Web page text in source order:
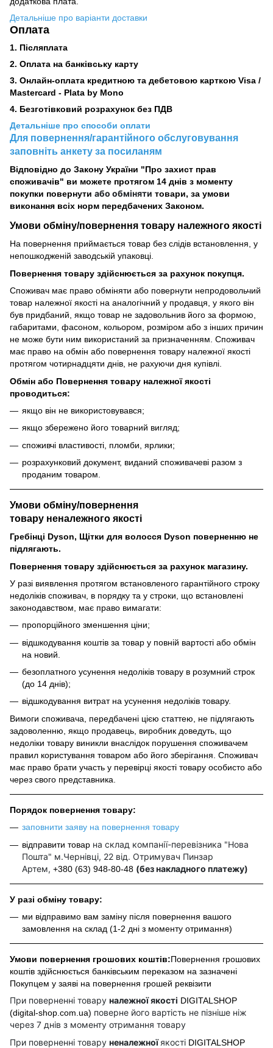
Детальніше про варіанти доставки
Оплата
1. Післяплата
2. Оплата на банківську карту
3. Онлайн-оплата кредитною та дебетовою карткою Visa /
Mastercard - Plata by Mono
4. Безготівковий розрахунок без ПДВ
Детальніше про способи оплати
Для повернення/гарантійного обслуговування
заповніть анкету за посиланям
Відповідно до Закону України "Про захист прав
споживачів" ви можете протягом 14 днів з моменту
покупки повернути або обміняти товари, за умови
виконання всіх норм передбачених Законом.
Умови обміну/повернення товару належного якості
На повернення приймається товар без слідів встановлення, у
непошкодженій заводській упаковці.
Повернення товару здійснюється за рахунок покупця.
Споживач має право обміняти або повернути непродовольчий
товар належної якості на аналогічний у продавця, у якого він
був придбаний, якщо товар не задовольнив його за формою,
габаритами, фасоном, кольором, розміром або з інших причин
не може бути ним використаний за призначенням. Споживач
має право на обмін або повернення товару належної якості
протягом чотирнадцяти днів, не рахуючи дня купівлі.
Обмін або Повернення товару належної якості
проводиться:
якщо він не використовувався;
якщо збережено його товарний вигляд;
споживчі властивості, пломби, ярлики;
розрахунковий документ, виданий споживачеві разом з
проданим товаром.
Умови обміну/повернення
товару неналежного якості
Гребінці Dyson, Щітки для волосся Dyson поверненню не
підлягають.
Повернення товару здійснюється за рахунок магазину.
У разі виявлення протягом встановленого гарантійного строку
недоліків споживач, в порядку та у строки, що встановлені
законодавством, має право вимагати:
пропорційного зменшення ціни;
відшкодування коштів за товар у повній вартості або обмін
на новий.
безоплатного усунення недоліків товару в розумний строк
(до 14 днів);
відшкодування витрат на усунення недоліків товару.
Вимоги споживача, передбачені цією статтею, не підлягають
задоволенню, якщо продавець, виробник доведуть, що
недоліки товару виникли внаслідок порушення споживачем
правил користування товаром або його зберігання. Споживач
має право брати участь у перевірці якості товару особисто або
через свого представника.
Порядок повернення товару:
заповнити заяву на повернення товару
відправити товар на склад компанії-перевізника "Нова
Пошта" м.Чернівці, 22 від. Отримувач Пинзар
Артем, +380 (63) 948-80-48 (без накладного платежу)
У разі обміну товару:
ми відправимо вам заміну після повернення вашого
замовлення на склад (1-2 дні з моменту отримання)
Умови повернення грошових коштів:Повернення грошових
коштів здійснюється банківським переказом на зазначені
Покупцем у заяві на повернення грошей реквізити
При поверненні товару належної якості DIGITALSHOP
(digital-shop.com.ua) поверне його вартість не пізніше ніж
через 7 днів з моменту отримання товару
При поверненні товару неналежноїякості DIGITALSHOP